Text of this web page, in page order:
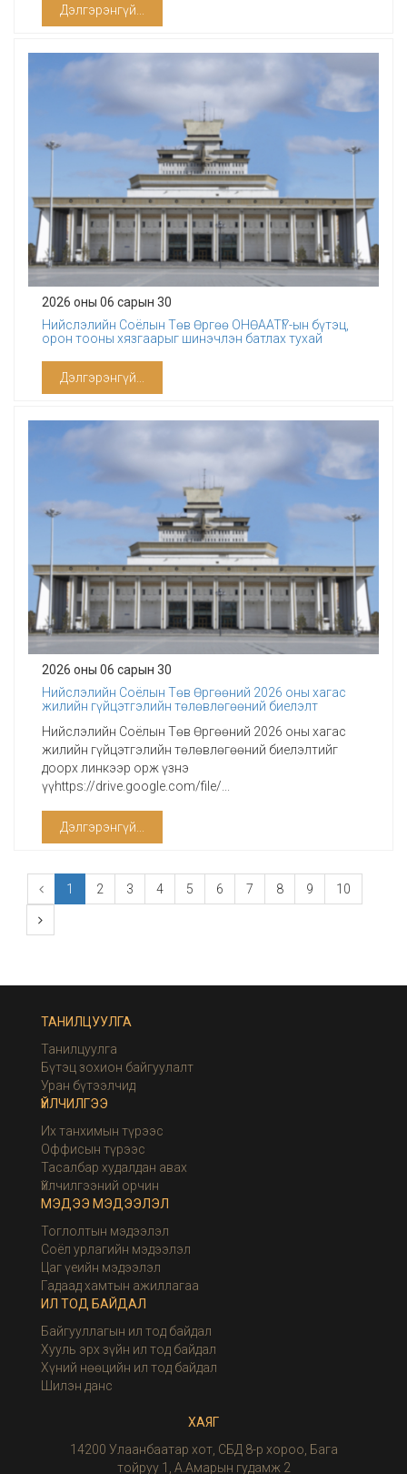
Дэлгэрэнгүй...
2026 оны 06 сарын 30
Нийслэлийн Соёлын Төв Өргөө ОНӨААТҮГ-ын бүтэц,
орон тооны хязгаарыг шинэчлэн батлах тухай
Дэлгэрэнгүй...
2026 оны 06 сарын 30
Нийслэлийн Соёлын Төв Өргөөний 2026 оны хагас
жилийн гүйцэтгэлийн төлөвлөгөөний биелэлт
Нийслэлийн Соёлын Төв Өргөөний 2026 оны хагас
жилийн гүйцэтгэлийн төлөвлөгөөний биелэлтийг
доорх линкээр орж үзнэ
үүhttps://drive.google.com/file/...
Дэлгэрэнгүй...
1 2 3 4 5 6 7 8 9 10
ТАНИЛЦУУЛГА
Танилцуулга
Бүтэц зохион байгуулалт
Уран бүтээлчид
ҮЙЛЧИЛГЭЭ
Их танхимын түрээс
Оффисын түрээс
Тасалбар худалдан авах
Үйлчилгээний орчин
МЭДЭЭ МЭДЭЭЛЭЛ
Тоглолтын мэдээлэл
Соёл урлагийн мэдээлэл
Цаг үеийн мэдээлэл
Гадаад хамтын ажиллагаа
ИЛ ТОД БАЙДАЛ
Байгууллагын ил тод байдал
Хууль эрх зүйн ил тод байдал
Хүний нөөцийн ил тод байдал
Шилэн данс
ХАЯГ
14200 Улаанбаатар хот, СБД 8-р хороо, Бага
тойруу 1, А.Амарын гудамж 2